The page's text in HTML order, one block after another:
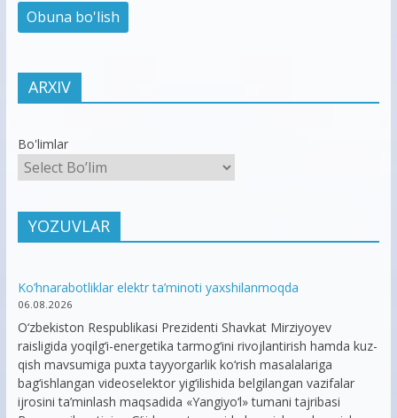
ARXIV
Bo'limlar
YOZUVLAR
Ko’hnarabotliklar elektr ta’minoti yaxshilanmoqda
06.08.2026
O‘zbekiston Respublikasi Prezidenti Shavkat Mirziyoyev
raisligida yoqilg‘i-energetika tarmog‘ini rivojlantirish hamda kuz-
qish mavsumiga puxta tayyorgarlik ko‘rish masalalariga
bag‘ishlangan videoselektor yig‘ilishida belgilangan vazifalar
ijrosini ta’minlash maqsadida «Yangiyo‘l» tumani tajribasi